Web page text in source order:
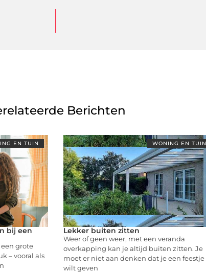
Berichten
EN TUIN
bij een
grote
– vooral als
WONING EN TUIN
Lekker buiten zitten
Weer of geen weer, met een veranda
overkapping kan je altijd buiten zitten. Je
moet er niet aan denken dat je een feestje
wilt geven